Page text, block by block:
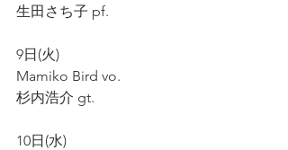
生田さち子 pf.
9日(火)
Mamiko Bird vo.
杉内浩介 gt.
10日(水)